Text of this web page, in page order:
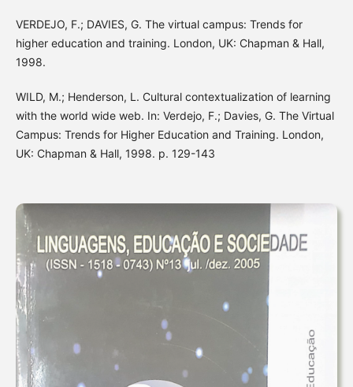
VERDEJO, F.; DAVIES, G. The virtual campus: Trends for
higher education and training. London, UK: Chapman & Hall,
1998.
WILD, M.; Henderson, L. Cultural contextualization of learning
with the world wide web. In: Verdejo, F.; Davies, G. The Virtual
Campus: Trends for Higher Education and Training. London,
UK: Chapman & Hall, 1998. p. 129-143